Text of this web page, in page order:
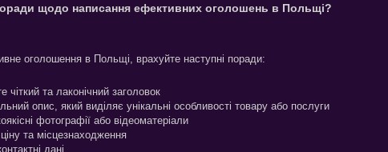
щодо написання ефективних оголошень в Польщі?
оголошення в Польщі, врахуйте наступні поради:
чіткий та лаконічний заголовок
опис, який виділяє унікальні особливості товару або послуги
фотографії або відеоматеріали
та місцезнаходження
дані